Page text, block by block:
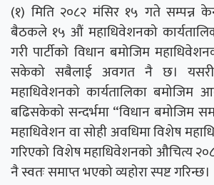
(१) मिति २०८२ मंसिर १५ गते सम्पन्न
बैठकले १५ औं महाधिवेशनको
गरी पार्टीको विधान बमोजिम
सकेको सबैलाई अवगत नै छ।
महाधिवेशनको कार्यतालिका बमोजिम
बढिसकेको सन्दर्भमा “विधान बमोजिम
महाधिवेशन वा सोही अवधिमा विशेष
गरिएको विशेष महाधिवेशनको औचित्य
नै स्वतः समाप्त भएको व्यहोरा स्पष्ट गरिन्छ।